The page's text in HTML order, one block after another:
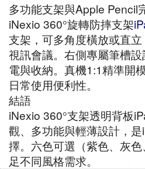
多功能支架與Apple Pencil
iNexio 360°旋轉防摔支架
支架，可多角度橫放或直
視訊會議。右側專屬筆槽
電與收納。真機1:1精準開
日常使用便利性。
結語
iNexio 360°支架透明背板
觀、多功能與輕薄設計，
擇。六色可選（紫色、灰
足不同風格需求。